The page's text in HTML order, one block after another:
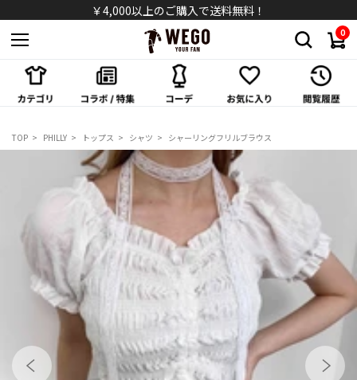
￥4,000以上のご購入で送料無料！
0
ワンピース/オールインワン
バッグ
キャップ/ハット
ソックス
アクセサリー
メガネ/サングラス
マフラー/ストール
TOP PHILLY トップス シャツ シャーリングフリルブラウス